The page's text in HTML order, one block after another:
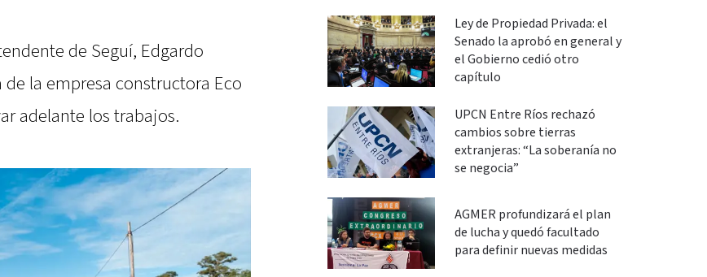
de Seguí, Edgardo
la empresa constructora Eco
adelante los trabajos.
Ley de Propiedad Privada: el
Senado la aprobó en general y
el Gobierno cedió otro
capítulo
UPCN Entre Ríos rechazó
cambios sobre tierras
extranjeras: “La soberanía no
se negocia”
AGMER profundizará el plan
de lucha y quedó facultado
para definir nuevas medidas